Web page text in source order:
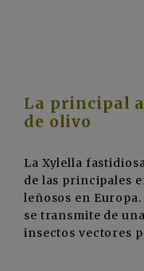
La principal
de olivo
La Xylella
de las principales
leñosos en
se transmite de
insectos vectores